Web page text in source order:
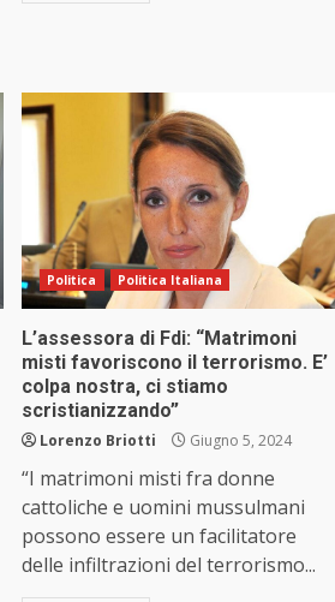
Politica Politica Italiana
L’assessora di Fdi: “Matrimoni
misti favoriscono il terrorismo. E’
colpa nostra, ci stiamo
scristianizzando”
Lorenzo Briotti Giugno 5, 2024
“I matrimoni misti fra donne
cattoliche e uomini mussulmani
possono essere un facilitatore
delle infiltrazioni del terrorismo...